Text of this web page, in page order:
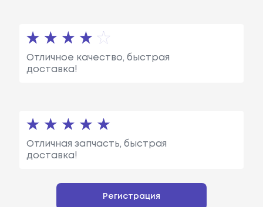
Отличное качество, быстрая
доставка!
Отличная запчасть, быстрая
доставка!
Регистрация